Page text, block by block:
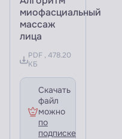
миофасциальный
массаж
лица
PDF , 478.20
КБ
Скачать
файл
можно
по
подписке